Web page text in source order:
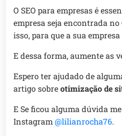
O SEO para empresas é
empresa seja encontrada no
isso, para que a sua
E dessa forma, aumente as
Espero ter ajudado de
artigo sobreotimização de
E Se ficou alguma dúvida
Instagram@lilianrocha76.